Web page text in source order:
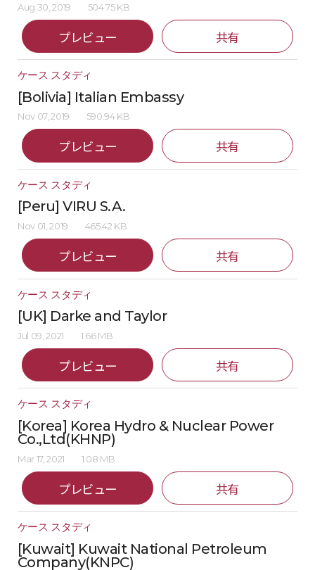
Aug 30, 2019 504.75 KB
プレビュー 共有
ケース スタディ
[Bolivia] Italian Embassy
Nov 07, 2019 590.94 KB
プレビュー 共有
ケース スタディ
[Peru] VIRU S.A.
Nov 01, 2019 465.42 KB
プレビュー 共有
ケース スタディ
[UK] Darke and Taylor
Jul 09, 2021 1.66 MB
プレビュー 共有
ケース スタディ
[Korea] Korea Hydro & Nuclear Power
Co.,Ltd(KHNP)
Mar 17, 2021 1.08 MB
プレビュー 共有
ケース スタディ
[Kuwait] Kuwait National Petroleum
Company(KNPC)